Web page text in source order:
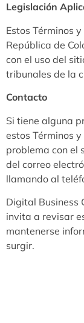
Legislación
Estos Términos
República de
con el uso del
tribunales de la
Contacto
Si tiene alguna
estos Términos
problema con el
del correo
llamando al
Digital Business
invita a revisar
mantenerse
surgir.